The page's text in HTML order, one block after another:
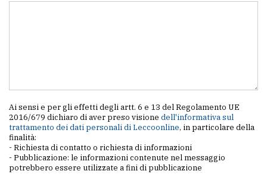
Ai sensi e per gli effetti degli artt. 6 e 13 del Regolamento UE
2016/679 dichiaro di aver preso visione dell'informativa sul
trattamento dei dati personali di Leccoonline, in particolare della
finalità:
- Richiesta di contatto o richiesta di informazioni
- Pubblicazione: le informazioni contenute nel messaggio
potrebbero essere utilizzate a fini di pubblicazione